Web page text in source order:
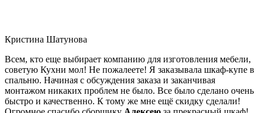
Кристина Шатунова
Всем, кто еще выбирает компанию для изготовления мебели,
советую Кухни мол! Не пожалеете! Я заказывала шкаф-купе в
спальню. Начиная с обсуждения заказа и заканчивая
монтажом никаких проблем не было. Все было сделано очень
быстро и качественно. К тому же мне ещё скидку сделали!